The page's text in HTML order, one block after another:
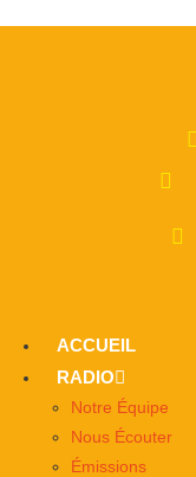
ACCUEIL
RADIO
Notre Équipe
Nous Écouter
Émissions